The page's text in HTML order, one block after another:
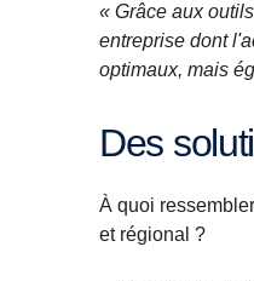
« Grâce aux
entreprise dont
optimaux, mais
Des
À quoi
et régional ?